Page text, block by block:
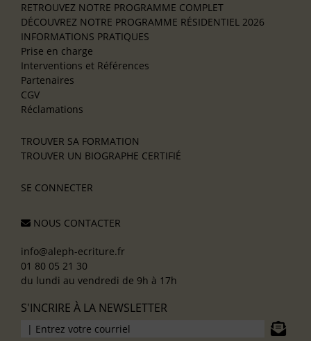
RETROUVEZ NOTRE PROGRAMME COMPLET
DÉCOUVREZ NOTRE PROGRAMME RÉSIDENTIEL 2026
INFORMATIONS PRATIQUES
Prise en charge
Interventions et Références
Partenaires
CGV
Réclamations
TROUVER SA FORMATION
TROUVER UN BIOGRAPHE CERTIFIÉ
SE CONNECTER
NOUS CONTACTER
info@aleph-ecriture.fr
01 80 05 21 30
du lundi au vendredi de 9h à 17h
S'INCRIRE À LA NEWSLETTER